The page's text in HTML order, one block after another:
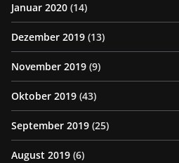
Januar 2020 (14)
Dezember 2019 (13)
November 2019 (9)
Oktober 2019 (43)
September 2019 (25)
August 2019 (6)